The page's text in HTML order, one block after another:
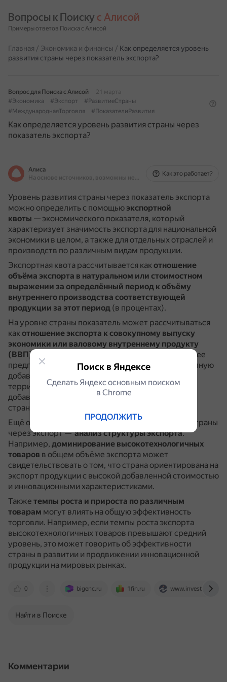
Вопросы к Поиску с Алисой
Примеры ответов Поиска с Алисой
Главная / Экономика и финансы / Как определяется уровень
развития страны через показатель экспорта?
Вопрос для Поиска с Алисой
21 марта
#Экономика
#Экспорт
#РазвитиеСтраны
#МеждународнаяТорговля
#ПоказателиРазвития
Как определяется уровень развития страны через
показатель экспорта?
Алиса
На основе источников, возможны неточности
Как это работает?
Уровень развития страны через показатель экспорта
можно определить с помощью экспортной
квоты — экономического показателя, который
характеризует значимость экспорта для национальной
экономики в целом, а также для отдельных отраслей и
производств по различным видам продукции.
Экспортная квота рассчитывается какотношение
объёма экспорта в натуральном или стоимостном
выражении за определённый период к объёму
внутреннего производства соответствующей
продукции за этот период (в процентах).
На уровне страны показатель может рассчитываться
какотношение экспорта к совокупному выпуску
экономики или валовому внутреннему продукту
(ВВП)
Однако подход с использованием ВВП менее
предпочтительный, так как ВВП отражает совокупную
добавленную стоимость, произведённую на
территории страны, а экспорт может состоять из
добавленной стоимости, произведённой в других
странах.
Ещё один способ определения уровня развития страны
через экспорт —анализ структуры экспорта.
Например, доминирование высокотехнологичных
товаров в общем объёме экспорта может
свидетельствовать о том, что страна ориентирована на
экспорт продукции с высокой добавленной стоимостью
и инновационными характеристиками.
Также темпы роста и прироста по различным
товарам могут влиять на общую эффективность
торговли. Например, если темпы роста экспорта
высокотехнологичных товаров превышают средний
уровень, это может говорить об эффективности
страны в развитии и продвижении инновационной
продукции на мировых рынках.
0 bigenc.ru 1fin.ru
Найти в Поиске
Комментарии
Поиск в Яндексе
Сделать Яндекс основным поиском
в Сhrome
ПРОДОЛЖИТЬ